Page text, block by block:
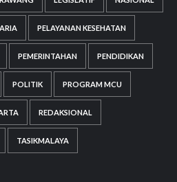
PELAYANAN KESEHATAN
PEMERINTAHAN PENDIDIKAN
POLITIK PROGRAM MCU
REDAKSIONAL
TASIKMALAYA